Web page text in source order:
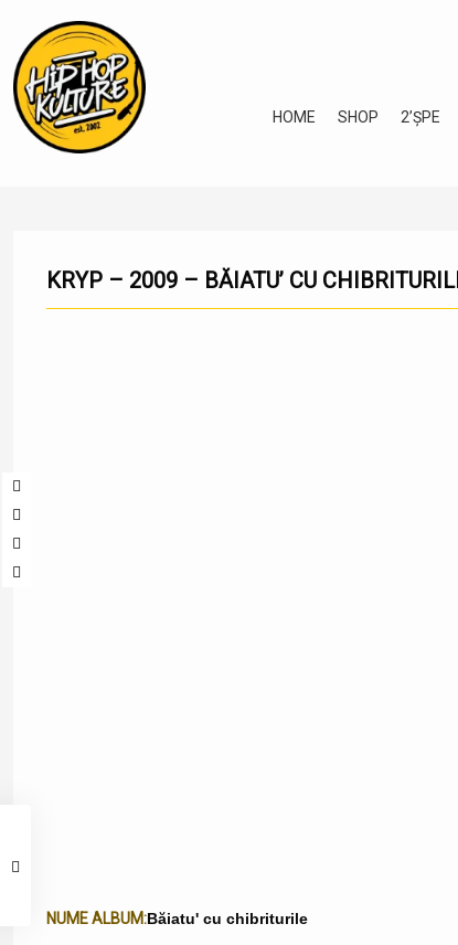
HOME SHOP 2’ȘPE
KRYP – 2009 – BĂIATU’ CU
NUME ALBUM:Băiatu' cu chibriturile